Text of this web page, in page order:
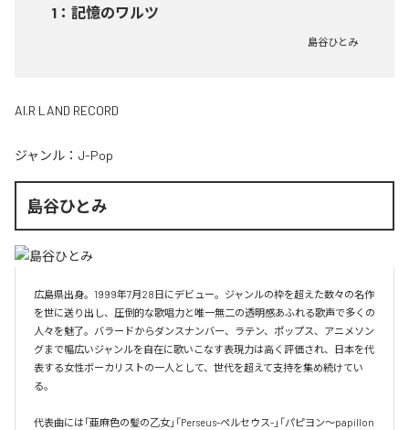
1 ： 記憶のワルツ
島谷ひとみ
AI.R LAND RECORD
ジャンル： J-Pop
島谷ひとみ
広島県出身。1999年7月28日にデビュー。ジャンルの枠を超えた数々の名作
を世に送り出し、圧倒的な歌唱力と唯一無二の透明感あふれる歌声で多くの
人々を魅了。バラードからダンスナンバー、ラテン、ポップス、アニメソン
グまで幅広いジャンルを自在に歌いこなす表現力は高く評価され、日本を代
表する女性ボーカリストの一人として、世代を超えて支持を集め続けてい
る。
代表曲には「亜麻色の髪の乙女」「Perseus-ペルセウス-」「パピヨン～papillon